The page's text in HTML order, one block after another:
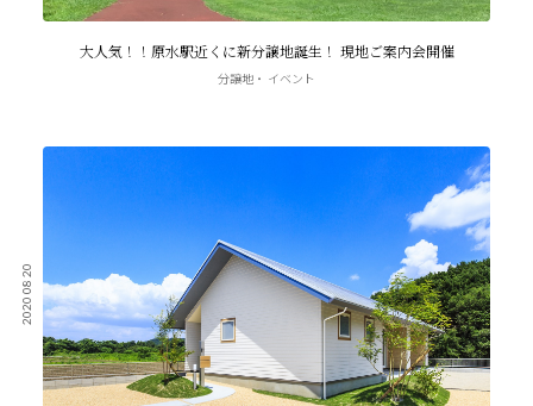
大人気！！原水駅近くに新分譲地誕生！ 現地ご案内会開催
分譲地 イベント
2020 08 20